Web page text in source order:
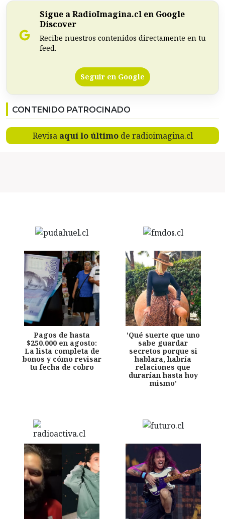
Sigue a RadioImagina.cl en Google
Discover
Recibe nuestros contenidos directamente en tu
feed.
Seguir en Google
CONTENIDO PATROCINADO
Revisa aquí lo últimode radioimagina.cl
Pagos de hasta
$250.000 en agosto:
La lista completa de
bonos y cómo revisar
tu fecha de cobro
'Qué suerte que uno
sabe guardar
secretos porque si
hablara, habría
relaciones que
durarían hasta hoy
mismo'